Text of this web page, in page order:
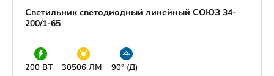
Светильник светодиодный линейный СОЮЗ 34-
200/1-65
200 ВТ 30506 ЛМ 90° (Д)